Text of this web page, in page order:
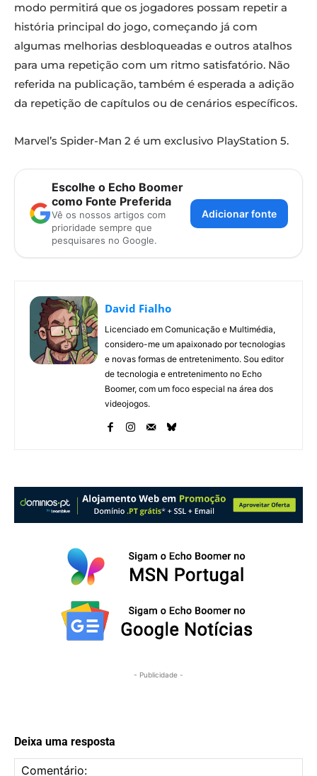
modo permitirá que os jogadores possam repetir a
história principal do jogo, começando já com
algumas melhorias desbloqueadas e outros atalhos
para uma repetição com um ritmo satisfatório. Não
referida na publicação, também é esperada a adição
da repetição de capítulos ou de cenários específicos.
Marvel’s Spider-Man 2 é um exclusivo PlayStation 5.
Escolhe o Echo Boomer
como Fonte Preferida
Vê os nossos artigos com
prioridade sempre que
pesquisares no Google.
Adicionar fonte
David Fialho
Licenciado em Comunicação e Multimédia,
considero-me um apaixonado por tecnologias
e novas formas de entretenimento. Sou editor
de tecnologia e entretenimento no Echo
Boomer, com um foco especial na área dos
videojogos.
- Publicidade -
Deixa uma resposta